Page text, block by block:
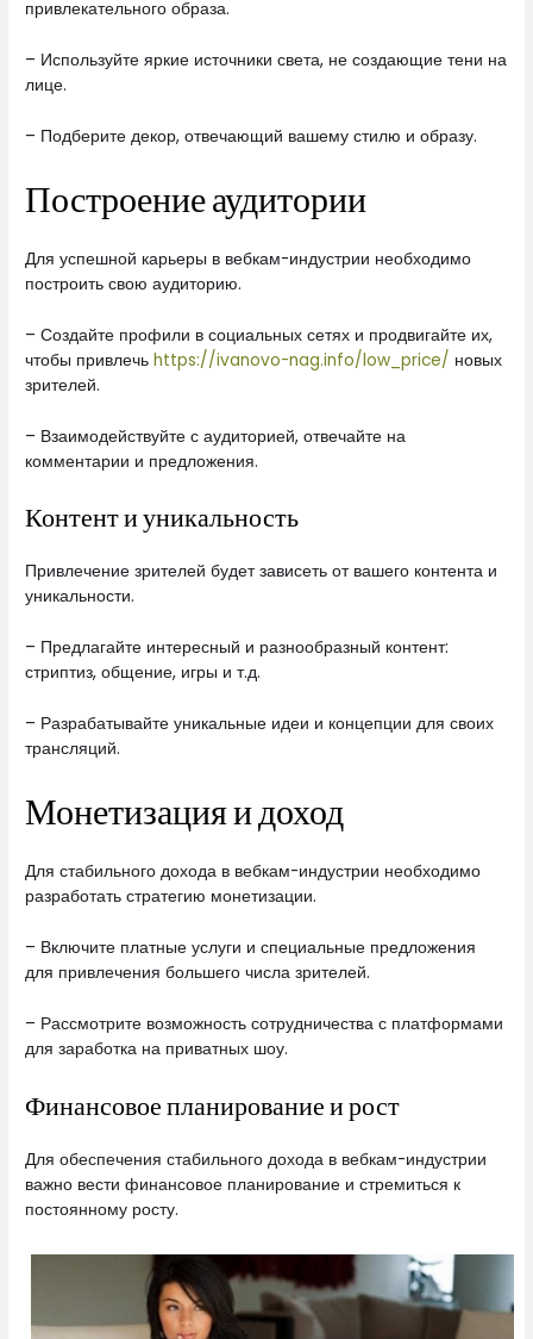
привлекательного образа.
– Используйте яркие источники света, не создающие тени на
лице.
– Подберите декор, отвечающий вашему стилю и образу.
Построение аудитории
Для успешной карьеры в вебкам-индустрии необходимо
построить свою аудиторию.
– Создайте профили в социальных сетях и продвигайте их,
чтобы привлечьhttps://ivanovo-nag.info/low_price/ новых
зрителей.
– Взаимодействуйте с аудиторией, отвечайте на
комментарии и предложения.
Контент и уникальность
Привлечение зрителей будет зависеть от вашего контента и
уникальности.
– Предлагайте интересный и разнообразный контент:
стриптиз, общение, игры и т.д.
– Разрабатывайте уникальные идеи и концепции для своих
трансляций.
Монетизация и доход
Для стабильного дохода в вебкам-индустрии необходимо
разработать стратегию монетизации.
– Включите платные услуги и специальные предложения
для привлечения большего числа зрителей.
– Рассмотрите возможность сотрудничества с платформами
для заработка на приватных шоу.
Финансовое планирование и рост
Для обеспечения стабильного дохода в вебкам-индустрии
важно вести финансовое планирование и стремиться к
постоянному росту.